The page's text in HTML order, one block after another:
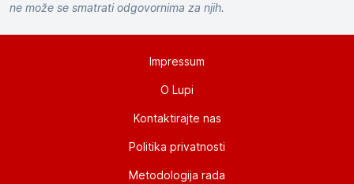
ne može se smatrati odgovornima za njih.
Impressum
O Lupi
Kontaktirajte nas
Politika privatnosti
Metodologija rada